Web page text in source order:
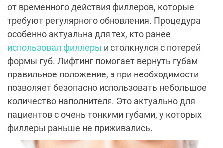
от временного действия филлеров, которые
требуют регулярного обновления. Процедура
особенно актуальна для тех, кто ранее
использовал филлеры и столкнулся с потерей
формы губ. Лифтинг помогает вернуть губам
правильное положение, а при необходимости
позволяет безопасно использовать небольшое
количество наполнителя. Это актуально для
пациентов с очень тонкими губами, у которых
филлеры раньше не приживались.